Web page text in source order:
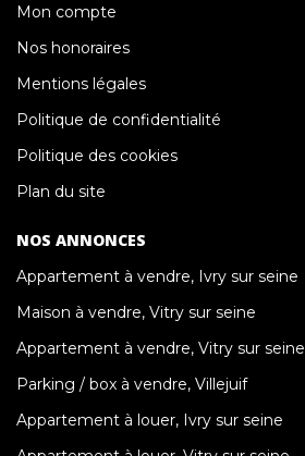
Mon compte
Nos honoraires
Mentions légales
Politique de confidentialité
Politique des cookies
Plan du site
NOS ANNONCES
Appartement à vendre, Ivry sur seine
Maison à vendre, Vitry sur seine
Appartement à vendre, Vitry sur seine
Parking / box à vendre, Villejuif
Appartement à louer, Ivry sur seine